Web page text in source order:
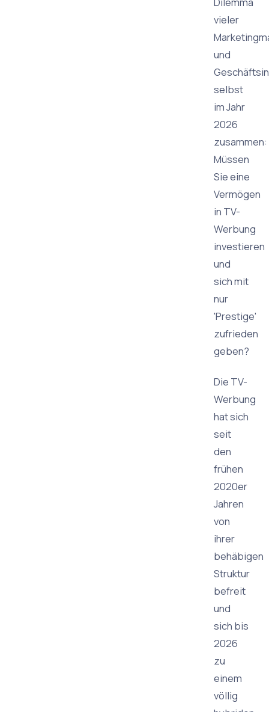
vieler
und
selbst
im Jahr
2026
zusammen:
Müssen
Sie eine
Vermögen
in TV-
Werbung
investieren
und
sich mit
nur
'Prestige'
zufrieden
geben?
Die TV-
Werbung
hat sich
seit
den
frühen
2020er
Jahren
von
ihrer
behäbigen
Struktur
befreit
und
sich bis
2026
zu
einem
völlig